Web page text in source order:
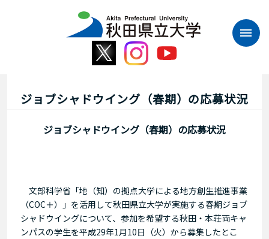
ジョブシャドウイング（春期）の応募状況
ジョブシャドウイング（春期）の応募状況
文部科学省「地（知）の拠点大学による地方創生推進事業
（COC＋）」を活用して秋田県立大学が実施する春期ジョブ
シャドウイングについて、参加を希望する秋田・本荘両キャ
ンパスの学生を平成29年1月10日（火）から募集したとこ